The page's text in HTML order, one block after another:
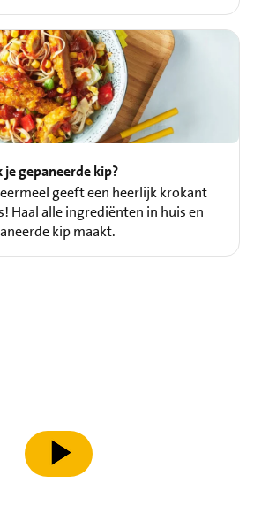
gepaneerde kip?
geeft een heerlijk krokant
Haal alle ingrediënten in huis en
kip maakt.
speel video af